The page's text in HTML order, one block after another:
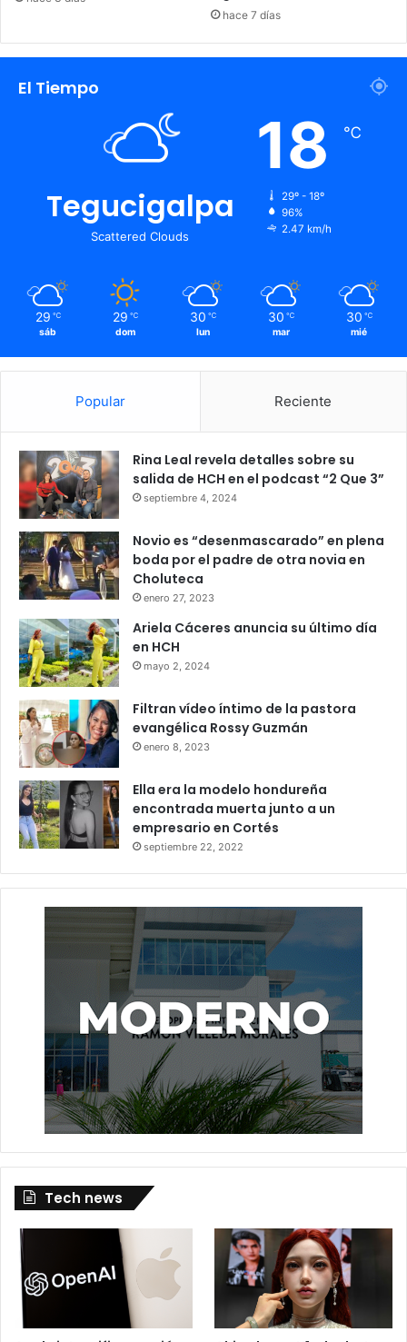
hace 7 días
El Tiempo
Tegucigalpa
Scattered Clouds
18 ℃
29º - 18º
96%
2.47 km/h
29 ℃
sáb
29 ℃
dom
30 ℃
lun
30 ℃
mar
30 ℃
mié
Popular Reciente
Rina Leal revela detalles sobre su
salida de HCH en el podcast “2 Que 3”
septiembre 4, 2024
Novio es “desenmascarado” en plena
boda por el padre de otra novia en
Choluteca
enero 27, 2023
Ariela Cáceres anuncia su último día
en HCH
mayo 2, 2024
Filtran vídeo íntimo de la pastora
evangélica Rossy Guzmán
enero 8, 2023
Ella era la modelo hondureña
encontrada muerta junto a un
empresario en Cortés
septiembre 22, 2022
Tech news